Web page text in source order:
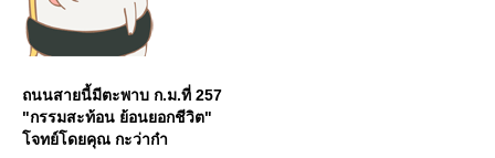
ถนนสายนี้มีตะพาบ ก.ม.ที่ 257
"กรรมสะท้อน ย้อนยอกชีวิต"
จทย์โดยคุณ กะว่าก๋า